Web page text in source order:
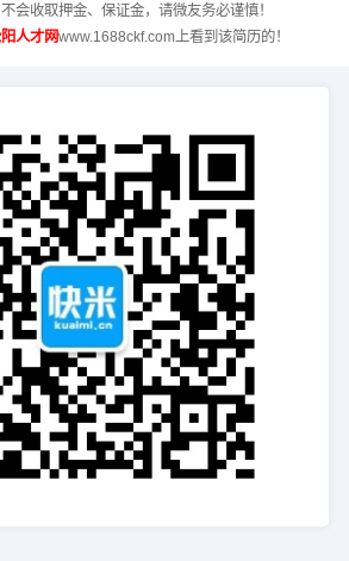
会收取押金、保证金，请微友务必谨慎！
人才网www.1688ckf.com上看到该简历的！